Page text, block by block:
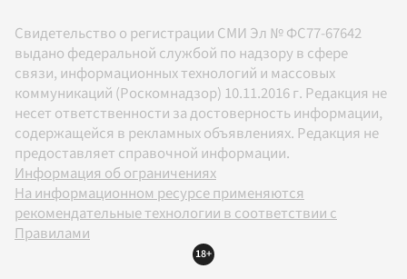
Свидетельство о регистрации СМИ Эл № ФС77-67642
выдано федеральной службой по надзору в сфере
связи, информационных технологий и массовых
коммуникаций (Роскомнадзор) 10.11.2016 г. Редакция не
несет ответственности за достоверность информации,
содержащейся в рекламных объявлениях. Редакция не
предоставляет справочной информации.
Информация об ограничениях
На информационном ресурсе применяются
рекомендательные технологии в соответствии с
Правилами
18+